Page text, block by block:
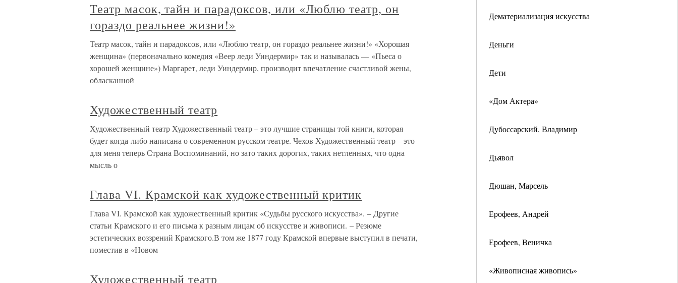
Дематериализация искусства
Деньги
Дети
«Дом Актера»
Дубоссарский, Владимир
Дьявол
Дюшан, Марсель
Ерофеев, Андрей
Ерофеев, Веничка
«Живописная живопись»
Театр масок, тайн и парадоксов, или «Люблю театр, он
гораздо реальнее жизни!»
Театр масок, тайн и парадоксов, или «Люблю театр, он гораздо реальнее жизни!» «Хорошая
женщина» (первоначально комедия «Веер леди Уиндермир» так и называлась — «Пьеса о
хорошей женщине») Маргарет, леди Уиндермир, производит впечатление счастливой жены,
обласканной
Художественный театр
Художественный театр Художественный театр – это лучшие страницы той книги, которая
будет когда-либо написана о современном русском театре. Чехов Художественный театр – это
для меня теперь Страна Воспоминаний, но зато таких дорогих, таких нетленных, что одна
мысль о
Глава VI. Крамской как художественный критик
Глава VI. Крамской как художественный критик «Судьбы русского искусства». – Другие
статьи Крамского и его письма к разным лицам об искусстве и живописи. – Резюме
эстетических воззрений Крамского.В том же 1877 году Крамской впервые выступил в печати,
поместив в «Новом
Художественный театр